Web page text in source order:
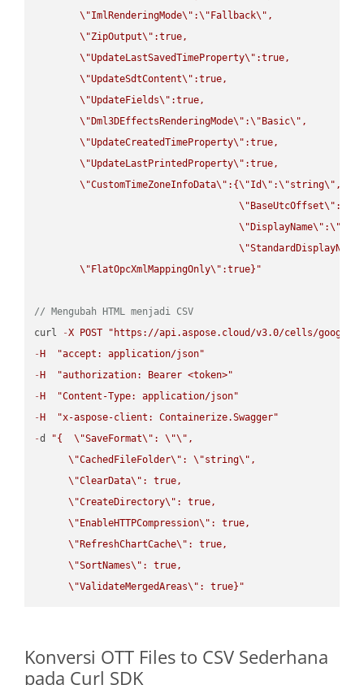
\"ImlRenderingMode\" :\" Fallback\" ,
\"ZipOutput\" :true,
\"UpdateLastSavedTimeProperty\" :true,
\"UpdateSdtContent\" :true,
\"UpdateFields\" :true,
\" Dml3DEffectsRenderingMode\" :\" Basic\" ,
\"UpdateCreatedTimeProperty\" :true,
\"UpdateLastPrintedProperty\" :true,
\"CustomTimeZoneInfoData\" :{\"Id\" :\"string\" ,
\" BaseUtcOffset\" :
\" DisplayName\" :\"
\"StandardDisplayName
\" FlatOpcXmlMappingOnly\" :true}"
// Mengubah HTML menjadi CSV
curl
-X POST
"https://api.aspose.cloud/v3.0/cells/
- H
"accept: application/json"
- H
"authorization: Bearer <token>"
- H
"Content-Type: application/json"
- H
"x-aspose-client: Containerize.Swagger"
-d "{ \"SaveFormat\" : \"\" ,
\"CachedFileFolder\" : \"string\" ,
\"ClearData\" : true,
\"CreateDirectory\" : true,
\" EnableHTTPCompression\" : true,
\" RefreshChartCache\" : true,
\"SortNames\" : true,
\"ValidateMergedAreas\" : true}"
Konversi OTT Files to CSV Sederhana
pada Curl SDK